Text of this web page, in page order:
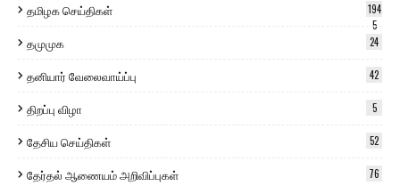
தமிழக செய்திகள்
194
5
தமுமுக 24
தனியார் வேலைவாய்ப்பு 42
திறப்பு விழா 5
தேசிய செய்திகள் 52
தேர்தல் ஆணையம் அறிவிப்புகள் 76